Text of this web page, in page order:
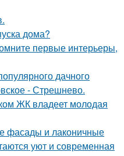
дома?
первые интерьеры,
дачного
- Стрешнево.
ЖК владеет молодая
фасады и лаконичные
уют и современная